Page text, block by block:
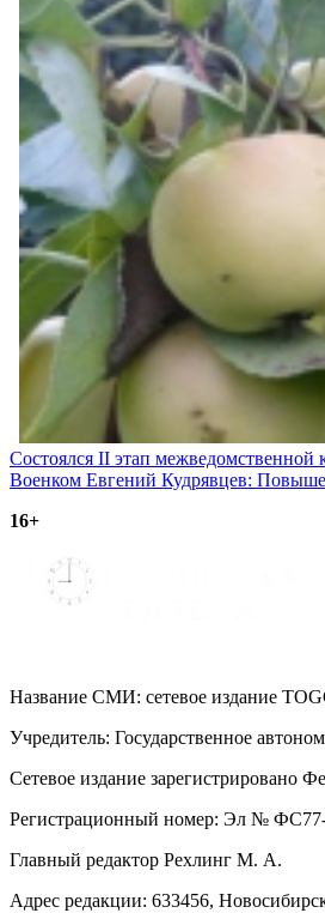
Навигация
по
записям
Состоялся II этап межведомственной
Военком Евгений Кудрявцев:
16+
Название СМИ: cетевое издание
Учредитель: Государственное
Сетевое издание зарегистрировано
Регистрационный номер: Эл № ФС77-
Главный редактор Рехлинг М. А.
Адрес редакции: 633456,